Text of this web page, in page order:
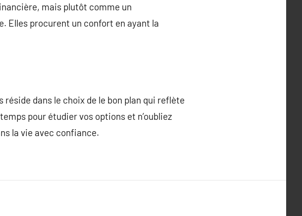
mais plutôt comme un
Elles procurent un confort en ayant la
dans le choix de le bon plan qui reflète
pour étudier vos options et n’oubliez
la vie avec confiance.